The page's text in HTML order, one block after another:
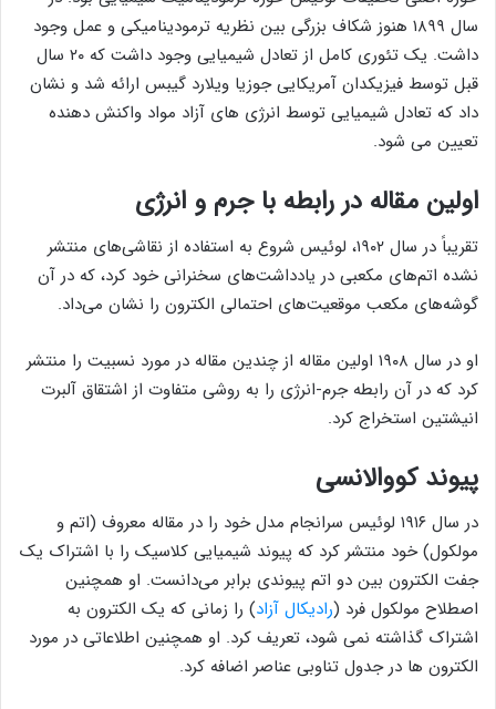
سال ۱۸۹۹ هنوز شکاف بزرگی بین نظریه ترمودینامیکی و عمل وجود
داشت. یک تئوری کامل از تعادل شیمیایی وجود داشت که ۲۰ سال
قبل توسط فیزیکدان آمریکایی جوزیا ویلارد گیبس ارائه شد و نشان
داد که تعادل شیمیایی توسط انرژی های آزاد مواد واکنش دهنده
تعیین می شود.
اولین مقاله در رابطه با جرم و انرژی
تقریباً در سال ۱۹۰۲، لوئیس شروع به استفاده از نقاشی‌های منتشر
نشده اتم‌های مکعبی در یادداشت‌های سخنرانی خود کرد، که در آن
گوشه‌های مکعب موقعیت‌های احتمالی الکترون را نشان می‌داد.
او در سال ۱۹۰۸ اولین مقاله از چندین مقاله در مورد نسبیت را منتشر
کرد که در آن رابطه جرم-انرژی را به روشی متفاوت از اشتقاق آلبرت
انیشتین استخراج کرد.
پیوند کووالانسی
در سال ۱۹۱۶ لوئیس سرانجام مدل خود را در مقاله معروف (اتم و
مولکول) خود منتشر کرد که پیوند شیمیایی کلاسیک را با اشتراک یک
جفت الکترون بین دو اتم پیوندی برابر می‌دانست. او همچنین
اصطلاح مولکول فرد (رادیکال آزاد) را زمانی که یک الکترون به
اشتراک گذاشته نمی شود، تعریف کرد. او همچنین اطلاعاتی در مورد
الکترون ها در جدول تناوبی عناصر اضافه کرد.